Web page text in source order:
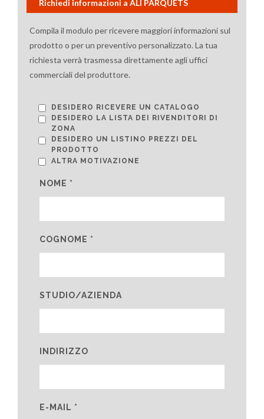
Richiedi informazioni a ALI PARQUETS
Compila il modulo per ricevere maggiori informazioni sul
prodotto o per un preventivo personalizzato. La tua
richiesta verrà trasmessa direttamente agli uffici
commerciali del produttore.
DESIDERO RICEVERE UN CATALOGO
DESIDERO LA LISTA DEI RIVENDITORI DI
ZONA
DESIDERO UN LISTINO PREZZI DEL
PRODOTTO
ALTRA MOTIVAZIONE
NOME *
COGNOME *
STUDIO/AZIENDA
INDIRIZZO
E-MAIL *